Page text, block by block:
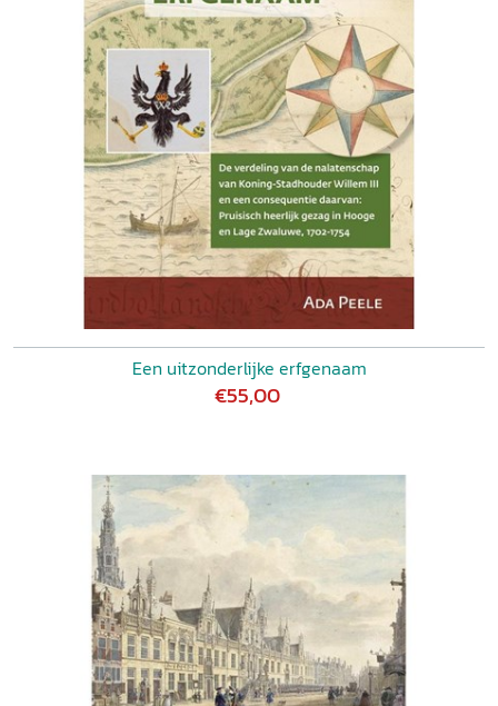
Een uitzonderlijke erfgenaam
€55,00